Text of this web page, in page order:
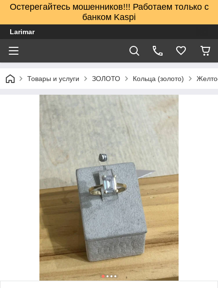
Остерегайтесь мошенников!!! Работаем только с
банком Kaspi
Larimar
Товары и услуги ЗОЛОТО Кольца (золото)